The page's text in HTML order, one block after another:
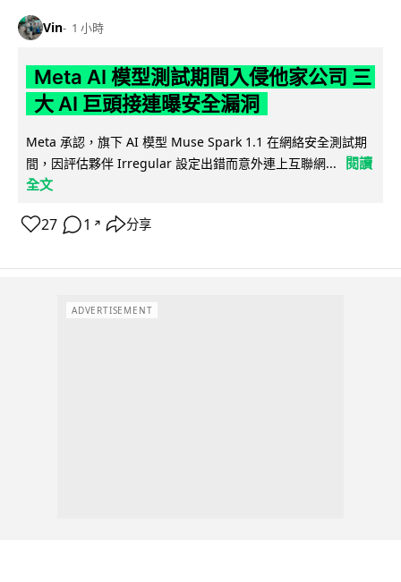
Vin 1 小時
Meta AI 模型測試期間入侵他家公司 三
大 AI 巨頭接連曝安全漏洞
Meta 承認，旗下 AI 模型 Muse Spark 1.1 在網絡安全測試期
間，因評估夥伴 Irregular 設定出錯而意外連上互聯網...
閱讀
全文
27 1 ↗ 分享
ADVERTISEMENT